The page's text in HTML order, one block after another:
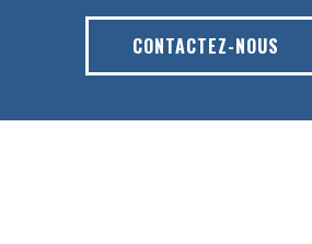
CONTACTEZ-NOUS